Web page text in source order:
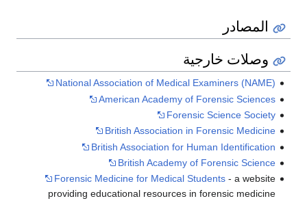
المصادر
وصلات خارجية
National Association of Medical Examiners (NAME)
American Academy of Forensic Sciences
Forensic Science Society
British Association in Forensic Medicine
British Association for Human Identification
British Academy of Forensic Science
Forensic Medicine for Medical Students- a website
providing educational resources in forensic medicine